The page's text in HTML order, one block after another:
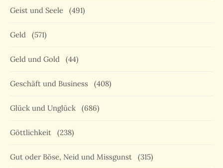
Geist und Seele (491)
Geld (571)
Geld und Gold (44)
Geschäft und Business (408)
Glück und Unglück (686)
Göttlichkeit (238)
Gut oder Böse, Neid und Missgunst (315)